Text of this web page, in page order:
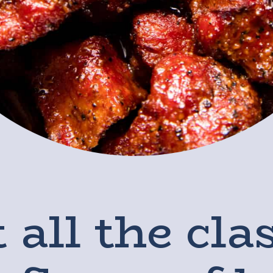
all the